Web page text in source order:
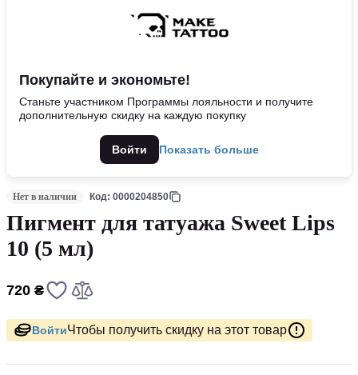
Покупайте и экономьте!
Станьте участником Программы лояльности и получите
дополнительную скидку на каждую покупку
Войти Показать больше
Нет в наличии Код: 0000204850
Пигмент для татуажа Sweet Lips
10 (5 мл)
720 ₴
ВойтиЧтобы получить скидку на этот товар